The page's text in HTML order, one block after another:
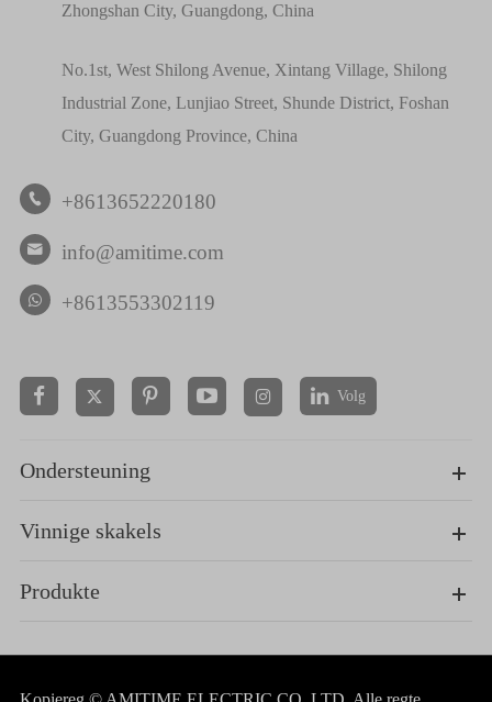
Zhongshan City, Guangdong, China
No.1st, West Shilong Avenue, Xintang Village, Shilong
Industrial Zone, Lunjiao Street, Shunde District, Foshan
City, Guangdong Province, China
 +8613652220180
 info@amitime.com
+8613553302119
  Volg
Ondersteuning
Vinnige skakels
Produkte